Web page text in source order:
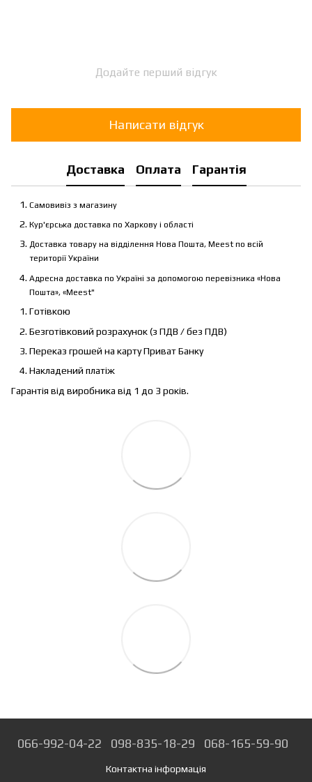
Додайте перший відгук
Написати відгук
Доставка Оплата Гарантія
Самовивіз з магазину
Кур'єрська доставка по Харкову і області
Доставка товару на відділення Нова Пошта, Meest по всій
території України
Адресна доставка по Україні за допомогою перевізника «Нова
Пошта», «Meest"
Готівкою
Безготівковий розрахунок (з ПДВ / без ПДВ)
Переказ грошей на карту Приват Банку
Накладений платіж
Гарантія від виробника від 1 до 3 років.
066-992-04-22 098-835-18-29 068-165-59-90
Контактна інформація